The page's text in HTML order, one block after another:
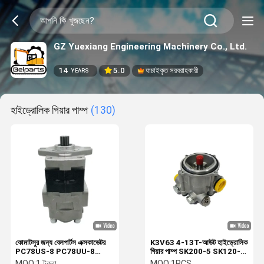
GZ Yuexiang Engineering Machinery Co., Ltd.
14 YEARS 5.0 যাচাইকৃত সরবরাহকারী
হাইড্রোলিক গিয়ার পাম্প (130)
কোমাটসুর জন্য বেলপার্টস এক্সকাভেটর
PC78US-8 PC78UU-8
PC70-8 হাইড্রোলিক গিয়ার পাম্প
K3V63 4-13T-আউট হাইড্রোলিক
গিয়ার পাম্প SK200-5 SK120-5
SK120-6 খননকারী পাইলট পাম্প